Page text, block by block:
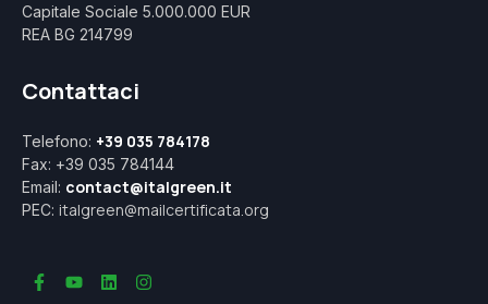
Capitale Sociale 5.000.000 EUR
REA BG 214799
Contattaci
Telefono: +39 035 784178
Fax: +39 035 784144
Email: contact@italgreen.it
PEC: italgreen@mailcertificata.org